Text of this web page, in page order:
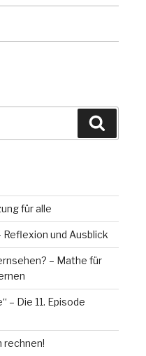
für alle
Reflexion und Ausblick
– Mathe für
– Die 11. Episode
rechnen!